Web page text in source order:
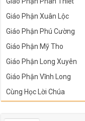
Giáo Phận Xuân Lộc
Giáo Phận Phú Cường
Giáo Phận Mỹ Tho
Giáo Phận Long Xuyên
Giáo Phận Vĩnh Long
Cùng Học Lời Chúa